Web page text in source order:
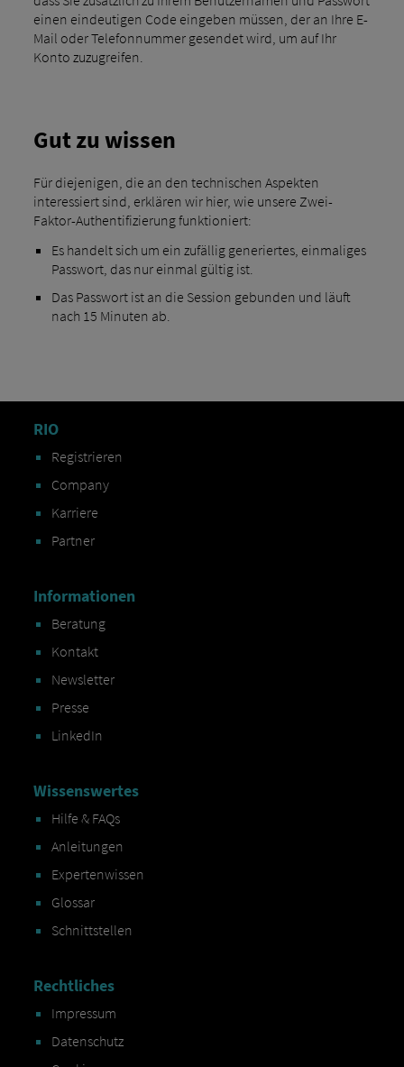
einen eindeutigen Code eingeben müssen, der an Ihre E-
Mail oder Telefonnummer gesendet wird, um auf Ihr
Konto zuzugreifen.
Gut zu wissen
Für diejenigen, die an den technischen Aspekten
interessiert sind, erklären wir hier, wie unsere Zwei-
Faktor-Authentifizierung funktioniert:
Es handelt sich um ein zufällig generiertes, einmaliges
Passwort, das nur einmal gültig ist.
Das Passwort ist an die Session gebunden und läuft
nach 15 Minuten ab.
RIO
Registrieren
Company
Karriere
Partner
Informationen
Beratung
Kontakt
Newsletter
Presse
LinkedIn
Wissenswertes
Hilfe & FAQs
Anleitungen
Expertenwissen
Glossar
Schnittstellen
Rechtliches
Impressum
Datenschutz